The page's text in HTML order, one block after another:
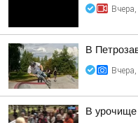
В
В урочище